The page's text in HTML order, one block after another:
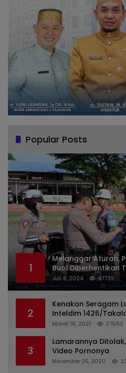
Popular Posts
1
Melanggar Aturan,
Buol Diberhentikan
Dari Dinas Kepolisian
Juli 8, 2024 47739
2
Kenakan Seragam
Inteldim 1426/
Kasatpol PP
Maret 16, 2021 27563
3
Lamarannya
Video Pornonya
November 25, 2020